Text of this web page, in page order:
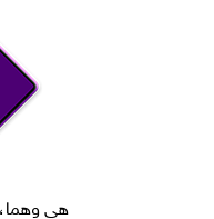
هي وهما،